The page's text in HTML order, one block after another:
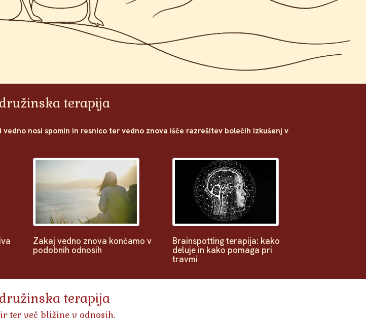
terapija
nosi spomin in resnico ter vedno znova išče razrešitev bolečih izkušenj v
Zakaj vedno znova končamo v
podobnih odnosih
Brainspotting terapija: kako
deluje in kako pomaga pri
travmi
terapija
ter več bližine v odnosih.